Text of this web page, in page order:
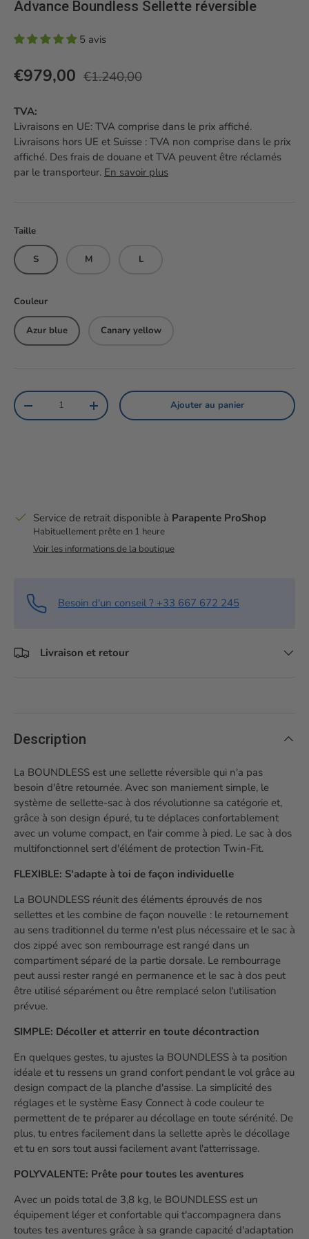
Advance Boundless Sellette réversible
5 avis
Prix soldé
€979,00 Prix habituel
€1.240,00
TVA:
Livraisons en UE: TVA comprise dans le prix affiché.
Livraisons hors UE et Suisse : TVA non comprise dans le prix
affiché. Des frais de douane et TVA peuvent être réclamés
par le transporteur. En savoir plus
Taille
S M L
Couleur
Azur blue Canary yellow
Qté
Diminuer la quantitéAugmenter la quantitéAjouter au panier
Service de retrait disponible à Parapente ProShop
Habituellement prête en 1 heure
Voir les informations de la boutique
Besoin d'un conseil ? +33 667 672 245
Livraison et retour
Description
La BOUNDLESS est une sellette réversible qui n'a pas
besoin d'être retournée. Avec son maniement simple, le
système de sellette-sac à dos révolutionne sa catégorie et,
grâce à son design épuré, tu te déplaces confortablement
avec un volume compact, en l'air comme à pied. Le sac à dos
multifonctionnel sert d'élément de protection Twin-Fit.
FLEXIBLE: S'adapte à toi de façon individuelle
La BOUNDLESS réunit des éléments éprouvés de nos
sellettes et les combine de façon nouvelle : le retournement
au sens traditionnel du terme n'est plus nécessaire et le sac à
dos zippé avec son rembourrage est rangé dans un
compartiment séparé de la partie dorsale. Le rembourrage
peut aussi rester rangé en permanence et le sac à dos peut
être utilisé séparément ou être remplacé selon l'utilisation
prévue.
SIMPLE: Décoller et atterrir en toute décontraction
En quelques gestes, tu ajustes la BOUNDLESS à ta position
idéale et tu ressens un grand confort pendant le vol grâce au
design compact de la planche d'assise. La simplicité des
réglages et le système Easy Connect à code couleur te
permettent de te préparer au décollage en toute sérénité. De
plus, tu entres facilement dans la sellette après le décollage
et tu en sors tout aussi facilement avant l'atterrissage.
POLYVALENTE: Prête pour toutes les aventures
Avec un poids total de 3,8 kg, le BOUNDLESS est un
équipement léger et confortable qui t'accompagnera dans
toutes tes aventures grâce à sa grande capacité d'adaptation